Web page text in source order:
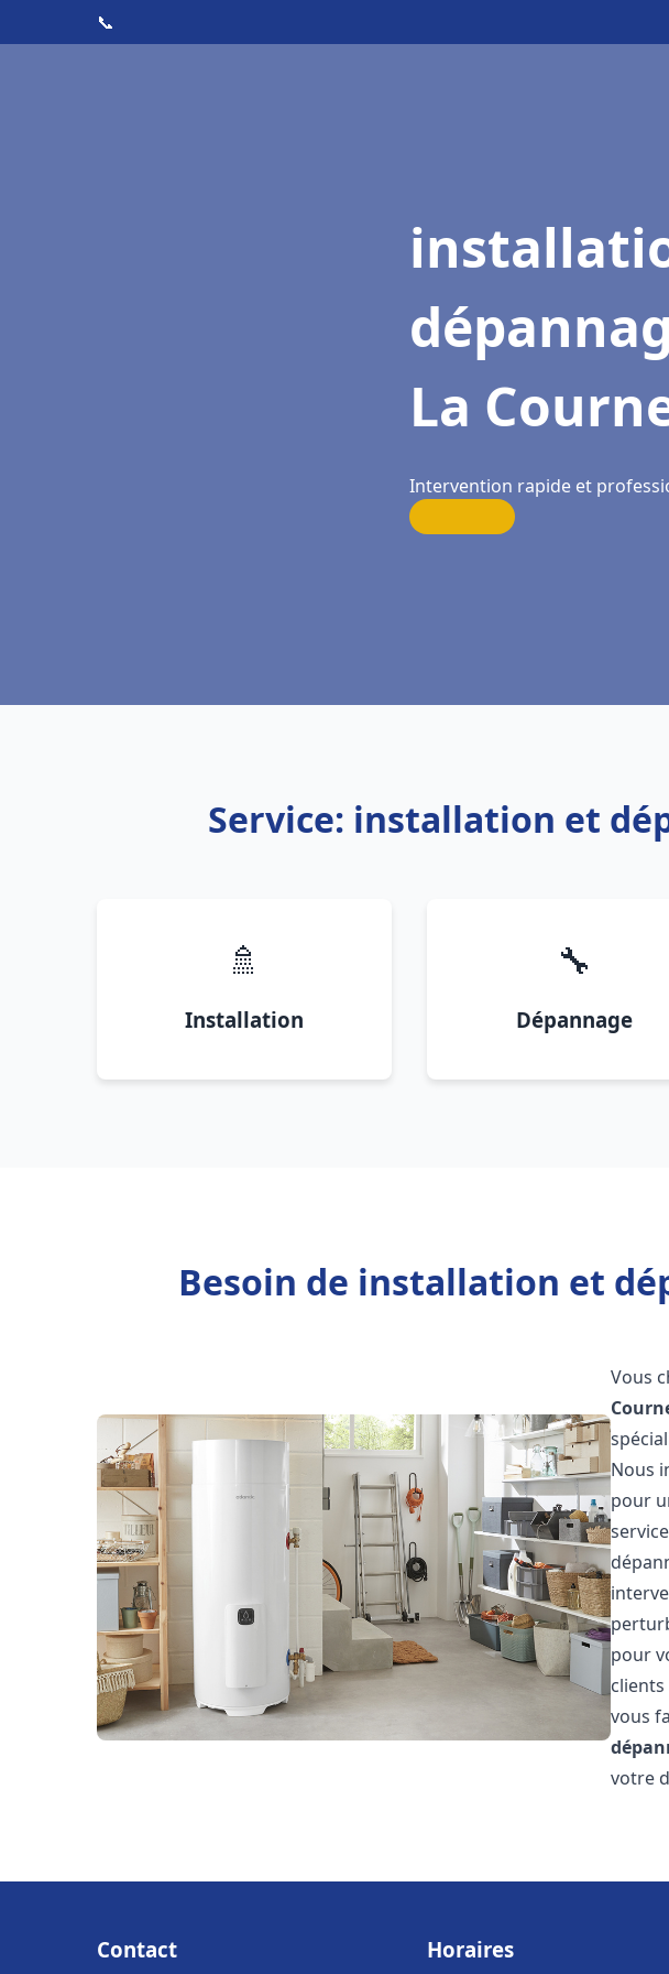
📞
La
Intervention rapide et
Service: installation et
🚿
Installation
🔧
Dépannage
Besoin de installation et
Vous
Nous
pour
pour
vous
votre
Contact Horaires